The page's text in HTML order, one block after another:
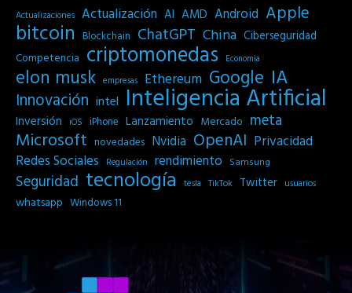
Actualizaciones Actualización AI AMD Android Apple
bitcoin Blockchain ChatGPT China Ciberseguridad
Competencia criptomonedas Economia
elon musk empresas Ethereum Google IA
Innovación intel Inteligencia Artificial
Inversión iOS iPhone Lanzamiento Mercado meta
Microsoft novedades Nvidia OpenAI Privacidad
Redes Sociales
Regulación rendimiento Samsung
Seguridad tecnología tesla TikTok Twitter usuarios
whatsapp Windows 11